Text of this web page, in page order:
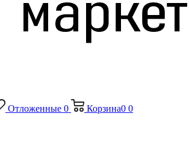
Отложенные 0 Корзина0 0